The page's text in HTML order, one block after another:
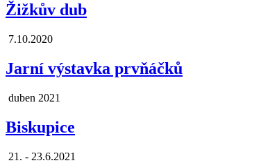
Žižkův dub
7.10.2020
Jarní výstavka prvňáčků
duben 2021
Biskupice
21. - 23.6.2021